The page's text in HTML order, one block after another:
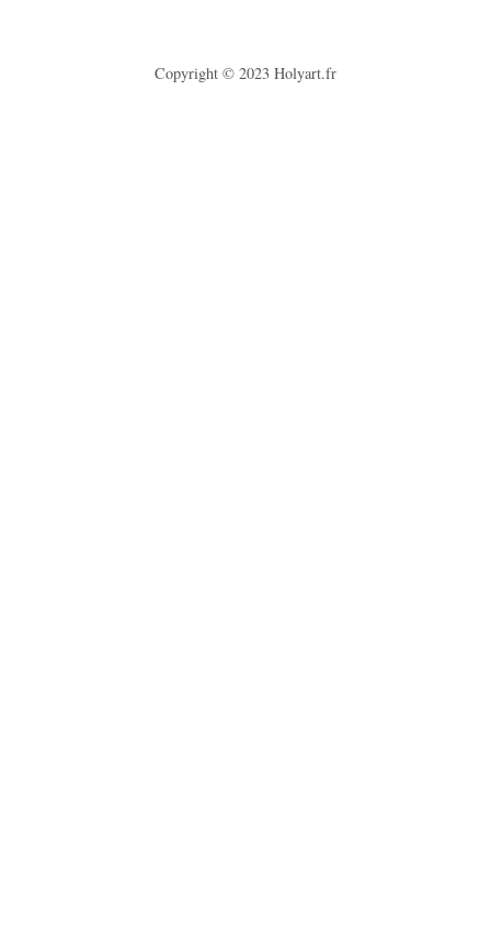
Copyright © 2023 Holyart.fr